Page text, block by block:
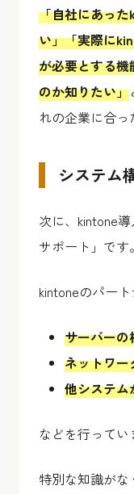
「自社にあっ
い」「実際に
が必要とする
のか知りたい」
れの企業に合っ
システム
次に、kintone
サポート」です。
kintoneのパート
サーバーの
ネットワー
他システム
などを行ってい
特別な知識が